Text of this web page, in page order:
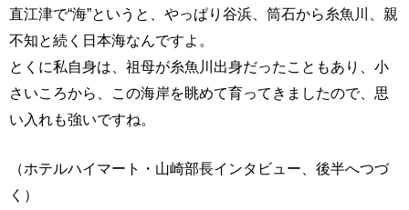
直江津で“海”というと、やっぱり谷浜、筒石から糸魚川、親
不知と続く日本海なんですよ。
とくに私自身は、祖母が糸魚川出身だったこともあり、小
さいころから、この海岸を眺めて育ってきましたので、思
い入れも強いですね。
（ホテルハイマート・山崎部長インタビュー、後半へつづ
く）